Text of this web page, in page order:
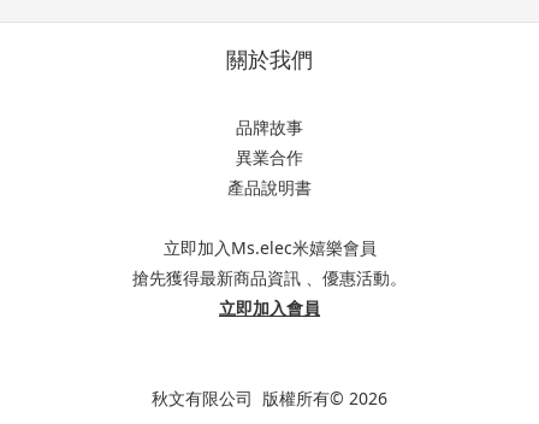
關於我們
品牌故事
異業合作
產品說明書
立即加入Ms.elec米嬉樂會員
搶先獲得最新商品資訊 、優惠活動。
立即加入會員
秋文有限公司 版權所有© 2026